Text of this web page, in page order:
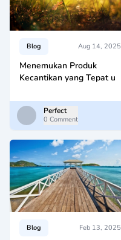
Blog Aug 14, 2025
Menemukan Produk
Kecantikan yang Tepat u
Perfect
0 Comment
Blog Feb 13, 2025